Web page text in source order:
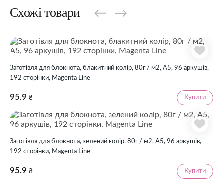
Схожі товари
Заготівля для блокнота, блакитний колір, 80г / м2, А5, 96 аркушів,
192 сторінки, Magenta Line
95.9 ₴ Купити
Заготівля для блокнота, зелений колір, 80г / м2, А5, 96 аркушів,
192 сторінки, Magenta Line
95.9 ₴ Купити